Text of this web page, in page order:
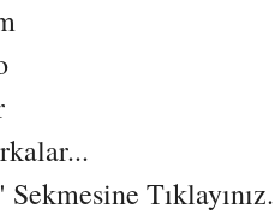
Tıklayınız.